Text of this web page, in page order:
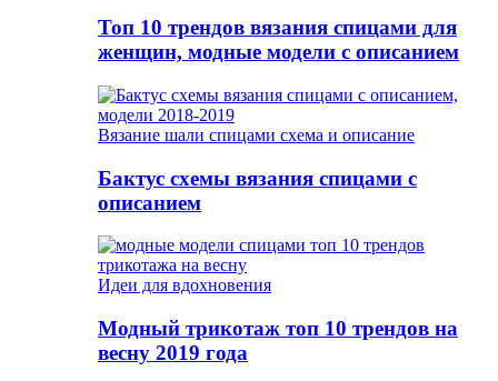
Топ 10 трендов вязания спицами для
женщин, модные модели с описанием
Вязание шали спицами схема и описание
Бактус схемы вязания спицами с
описанием
Идеи для вдохновения
Модный трикотаж топ 10 трендов на
весну 2019 года